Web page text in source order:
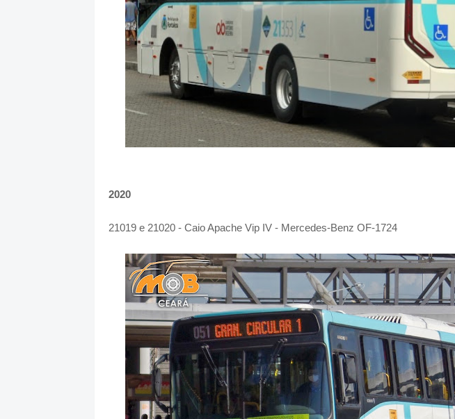
2020
21019 e 21020 - Caio Apache Vip IV - Mercedes-Benz OF-1724